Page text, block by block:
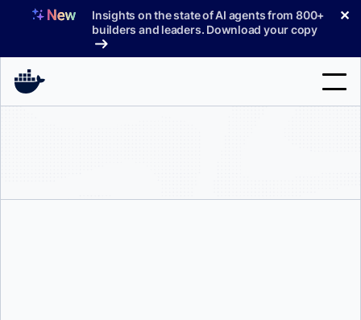
へ
Insights on the state of AI agents from 800+
builders and leaders. Download your copy
✕
サポート